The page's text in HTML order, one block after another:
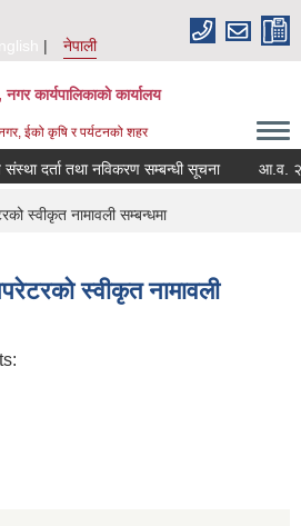
नेपाली
नगर कार्यपालिकाकाे कार्यालय
ईको कृषि र पर्यटनको शहर
दर्ता तथा नविकरण सम्बन्धी सूचना आ.व.
स्वीकृत नामावली सम्बन्धमा
स्वीकृत नामावली